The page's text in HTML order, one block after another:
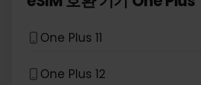
One Plus 11
One Plus 12